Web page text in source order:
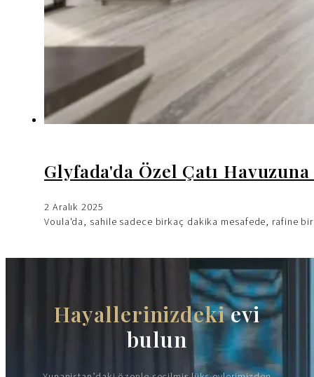
Glyfada'da Özel Çatı
2 Aralık 2025
Voula'da, sahile sadece birkaç dakika mesafede, rafine
Hayallerinizdekievi
bulun